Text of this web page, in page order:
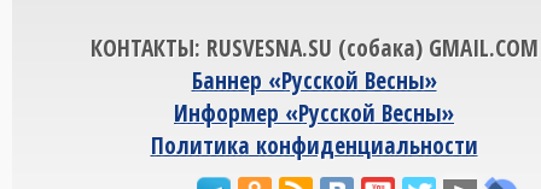
КОНТАКТЫ: RUSVESNA.SU (собака) GMAIL.COM
Баннер «Русской Весны»
Информер «Русской Весны»
Политика конфиденциальности